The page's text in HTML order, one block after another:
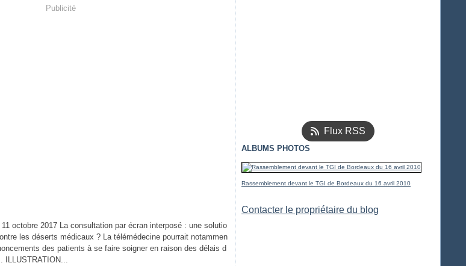
Publicité
octobre 2017 La consultation par écran interposé : une solutio
les déserts médicaux ? La télémédecine pourrait notammen
des patients à se faire soigner en raison des délais d
ILLUSTRATION...
Flux RSS
ALBUMS PHOTOS
Rassemblement devant le TGI de Bordeaux du 16 avril 2010
Contacter le propriétaire du blog